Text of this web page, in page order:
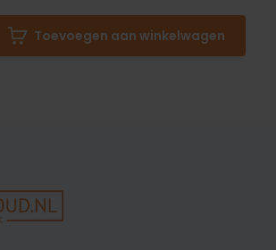
Toevoegen aan winkelwagen